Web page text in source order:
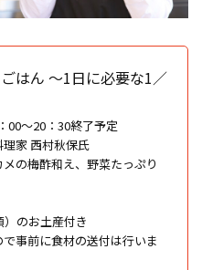
はん ～1日に必要な1／
00〜20：30終了予定
家 西村秋保氏
の梅酢和え、野菜たっぷり
のお土産付き
事前に食材の送付は行いま